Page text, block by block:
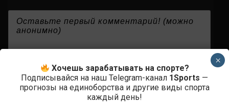
КОММЕНТАРИЕВ
Хочешь зарабатывать на спорте?
Подписывайся на наш Telegram-канал 1Sports —
прогнозы на единоборства и другие виды спорта
каждый день!
×